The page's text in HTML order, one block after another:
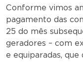
Conforme vimos
pagamento das
25 do mês
geradores – com
e equiparadas,